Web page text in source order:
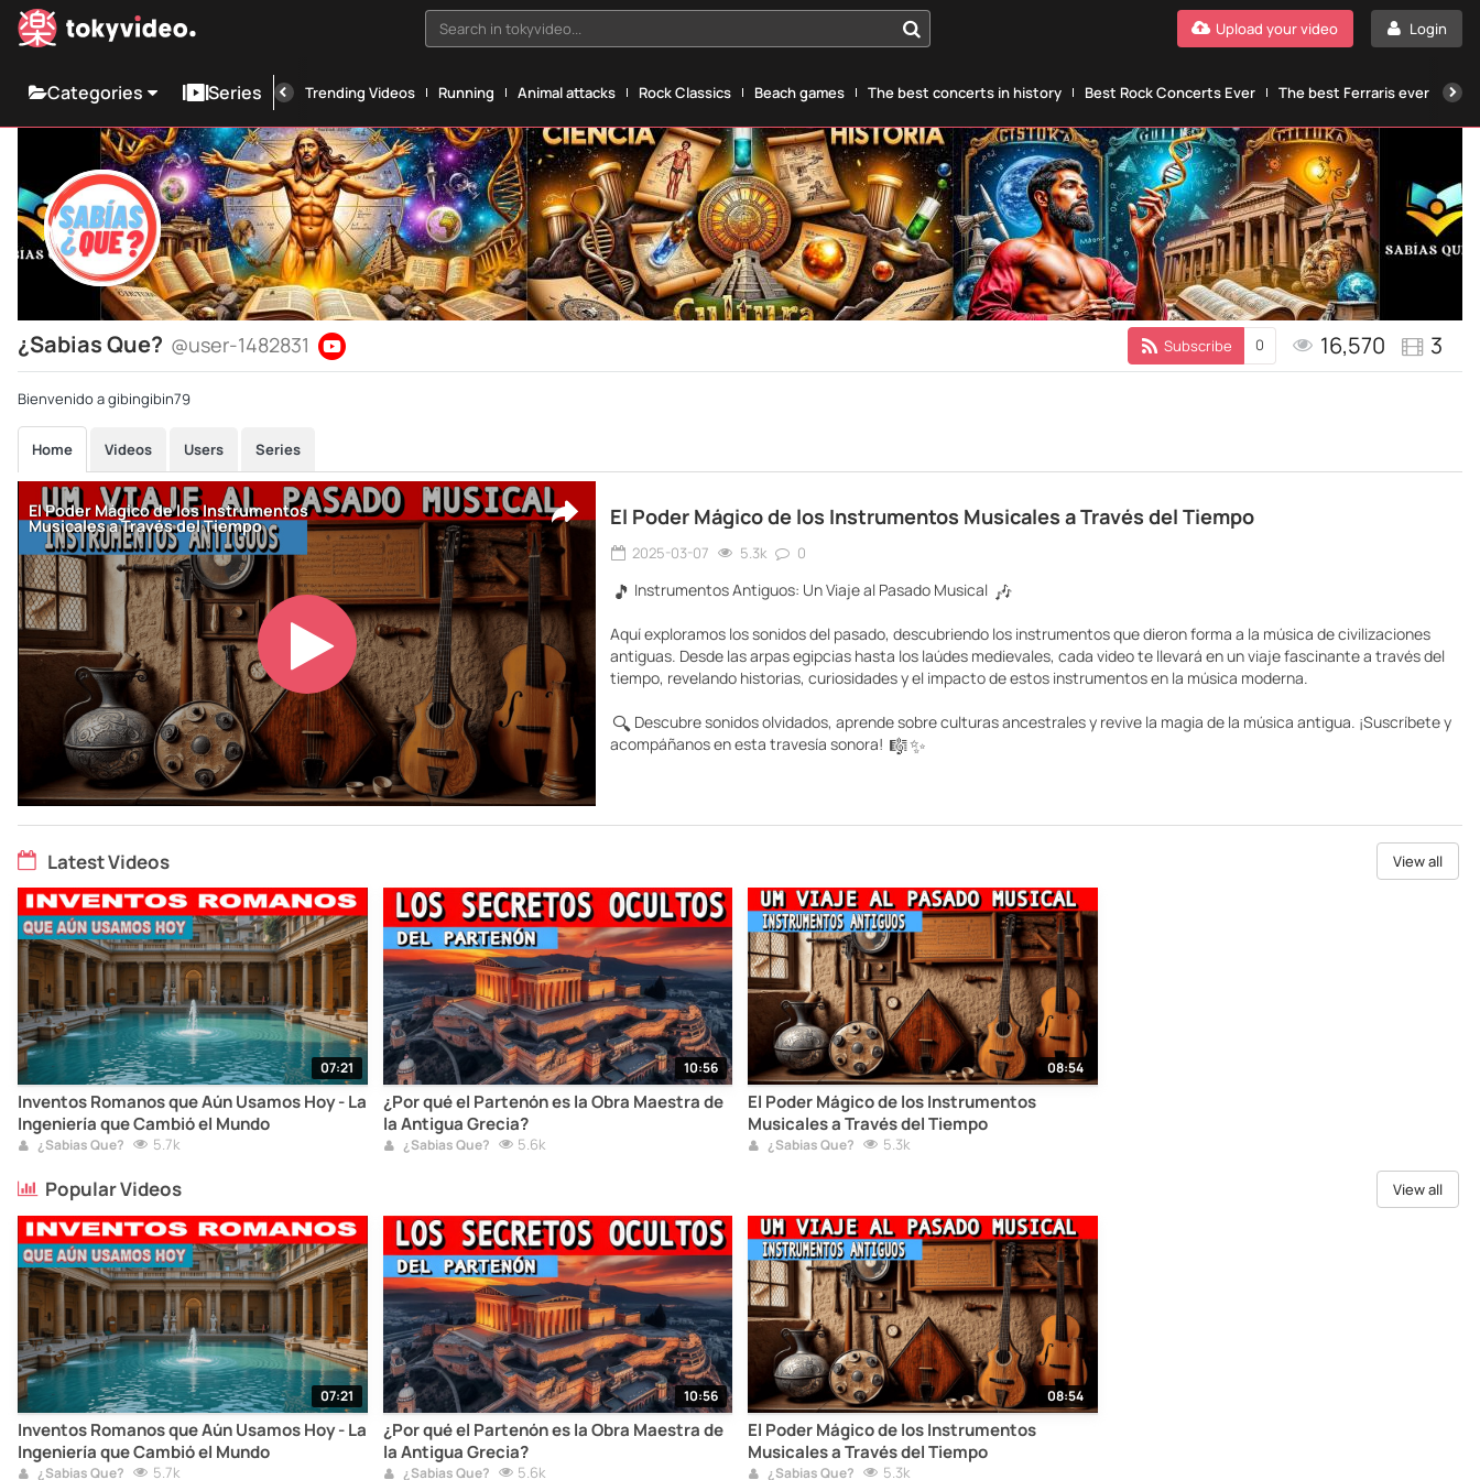
Search in tokyvideo... Login
Upload your video
Categories Series Trending Videos Running Animal attacks Rock Classics Beach games The best concerts in history Best Rock Concerts Ever The best Ferraris ever
¿Sabias Que? @user-1482831 Subscribe 0 16,570 3
Bienvenido a gibingibin79
Home Videos Users Series
El Poder Mágico de los Instrumentos Musicales a Través del Tiempo
2025-03-07 5.3k 0
🎵 Instrumentos Antiguos: Un Viaje al Pasado Musical 🎶
Aquí exploramos los sonidos del pasado, descubriendo los instrumentos que dieron forma a la música de civilizaciones
antiguas. Desde las arpas egipcias hasta los laúdes medievales, cada video te llevará en un viaje fascinante a través del
tiempo, revelando historias, curiosidades y el impacto de estos instrumentos en la música moderna.
🔍 Descubre sonidos olvidados, aprende sobre culturas ancestrales y revive la magia de la música antigua. ¡Suscríbete y
acompáñanos en esta travesía sonora! 🎼✨
Latest Videos View all
07:21
Inventos Romanos que Aún Usamos Hoy - La
Ingeniería que Cambió el Mundo
¿Sabias Que? 5.7k
10:56
¿Por qué el Partenón es la Obra Maestra de
la Antigua Grecia?
¿Sabias Que? 5.6k
08:54
El Poder Mágico de los Instrumentos
Musicales a Través del Tiempo
¿Sabias Que? 5.3k
Popular Videos View all
07:21
Inventos Romanos que Aún Usamos Hoy - La
Ingeniería que Cambió el Mundo
¿Sabias Que? 5.7k
10:56
¿Por qué el Partenón es la Obra Maestra de
la Antigua Grecia?
¿Sabias Que? 5.6k
08:54
El Poder Mágico de los Instrumentos
Musicales a Través del Tiempo
¿Sabias Que? 5.3k